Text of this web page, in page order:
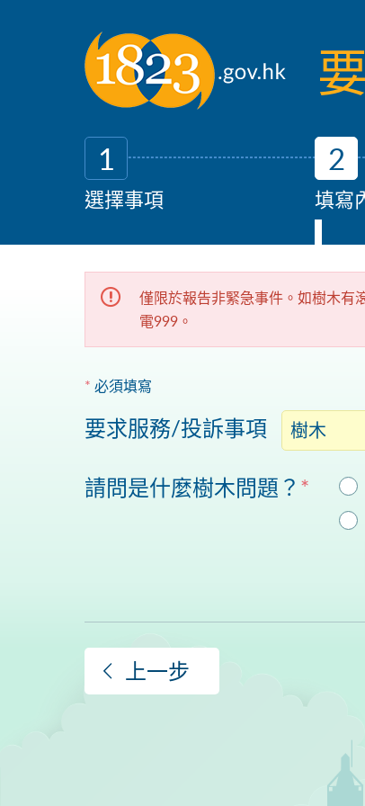
1
選擇事項
2
填寫
僅限於報告非緊急事件。如樹木有
電999。
* 必須填寫
要求服務/投訴事項 樹木
請問是什麼樹木問題？ *
上一步